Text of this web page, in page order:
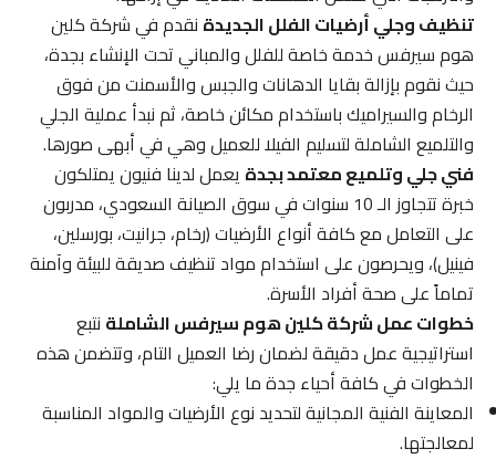
تنظيف وجلي أرضيات الفلل الجديدةنقدم في شركة كلين
هوم سيرفس خدمة خاصة للفلل والمباني تحت الإنشاء بجدة،
حيث نقوم بإزالة بقايا الدهانات والجبس والأسمنت من فوق
الرخام والسيراميك باستخدام مكائن خاصة، ثم نبدأ عملية الجلي
والتلميع الشاملة لتسليم الفيلا للعميل وهي في أبهى صورها.
فني جلي وتلميع معتمد بجدةيعمل لدينا فنيون يمتلكون
خبرة تتجاوز الـ 10 سنوات في سوق الصيانة السعودي، مدربون
على التعامل مع كافة أنواع الأرضيات (رخام، جرانيت، بورسلين،
فينيل)، ويحرصون على استخدام مواد تنظيف صديقة للبيئة وآمنة
تماماً على صحة أفراد الأسرة.
خطوات عمل شركة كلين هوم سيرفس الشاملةنتبع
استراتيجية عمل دقيقة لضمان رضا العميل التام، وتتضمن هذه
الخطوات في كافة أحياء جدة ما يلي:
المعاينة الفنية المجانية لتحديد نوع الأرضيات والمواد المناسبة
لمعالجتها.